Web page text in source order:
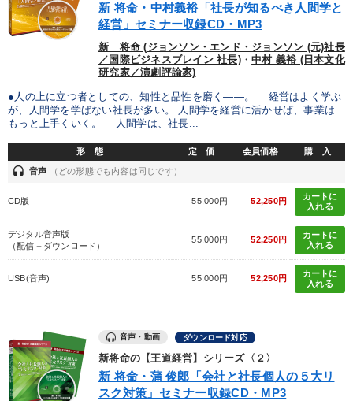
新 将命・中村義裕「社長が知るべき人間学と
経営」セミナー収録CD・MP3
新 将命 (ジョンソン・エンド・ジョンソン (元)社長
／国際ビジネスブレイン 社長)・中村 義裕 (日本文化
研究家／演劇評論家)
●人の上に立つ者としての、知性と品性を磨く――。 経営はよく学ぶ
が、人間学を学ばない社長が多い。 人間学を経営に活かせば、事業は
もっと上手くいく。 人間学は、社長...
形 態 定 価 会員価格 購 入
headset 音声 （どの形態でも内容は同じです）
CD版 55,000円 52,250円
カートに
入れる
デジタル音声版
（配信＋ダウンロード）
55,000円 52,250円
カートに
入れる
USB(音声) 55,000円 52,250円
カートに
入れる
音声・動画 ダウンロード対応
新将命の【王道経営】シリーズ〈２〉
新 将命・蒲 俊郎「会社と社長個人の５大リ
スク対策」セミナー収録CD・MP3